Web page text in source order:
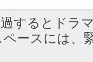
するとドラ
ースには、